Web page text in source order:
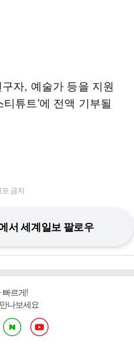
자, 예술가 등을 지원
튜트'에 전액 기부될
금지
서 세계일보 팔로우
빠르게!
나보세요